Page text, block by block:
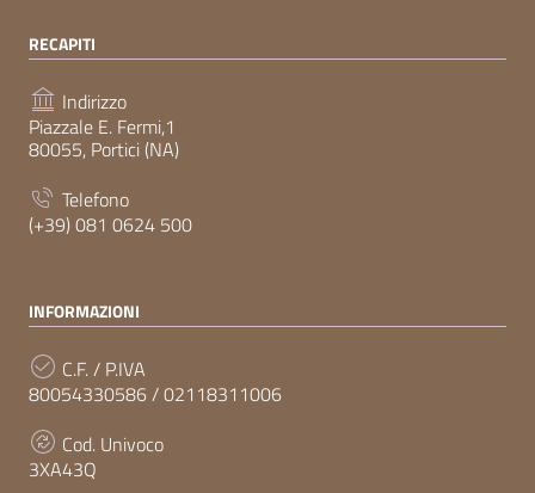
RECAPITI
Indirizzo
Piazzale E. Fermi,1
80055, Portici (NA)
Telefono
(+39) 081 0624 500
INFORMAZIONI
C.F. / P.IVA
80054330586 / 02118311006
Cod. Univoco
3XA43Q